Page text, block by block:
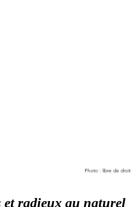
Photo : libre de droit
radieux au naturel